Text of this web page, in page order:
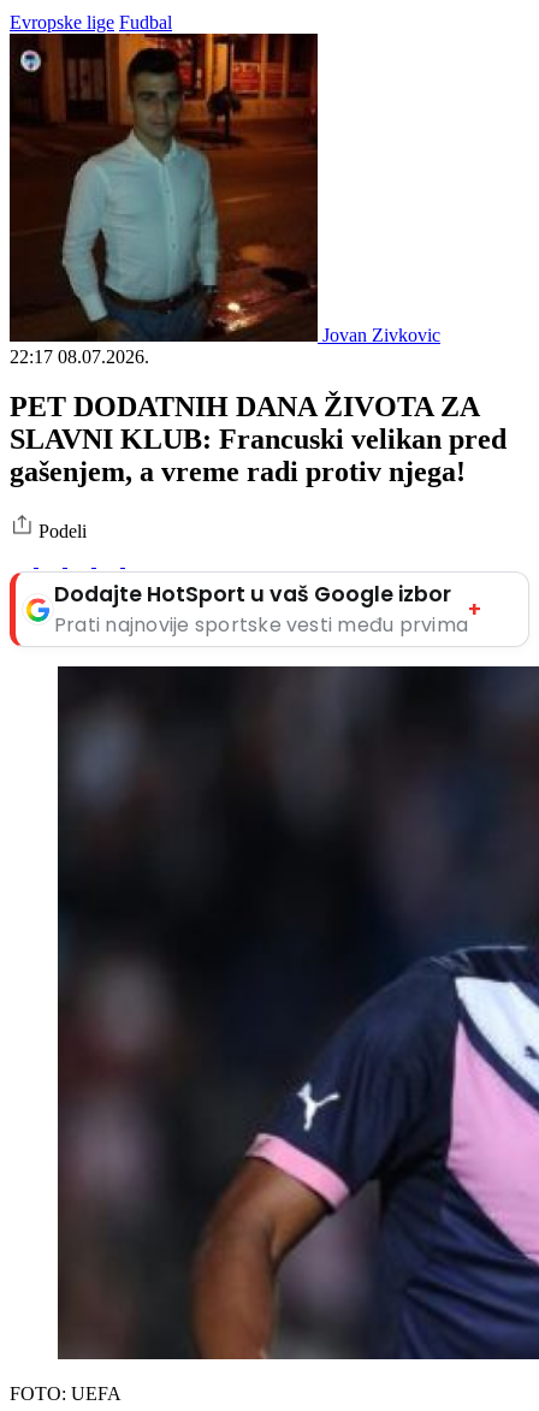
Evropske lige Fudbal
Jovan Zivkovic
22:17 08.07.2026.
PET DODATNIH DANA ŽIVOTA ZA
SLAVNI KLUB: Francuski velikan pred
gašenjem, a vreme radi protiv njega!
Podeli
Dodajte HotSport u vaš Google izbor
Prati najnovije sportske vesti među prvima
+
FOTO: UEFA